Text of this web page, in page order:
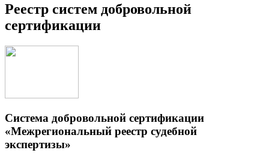
Реестр систем добровольной
сертификации
Система добровольной сертификации
«Межрегиональный реестр судебной
экспертизы»